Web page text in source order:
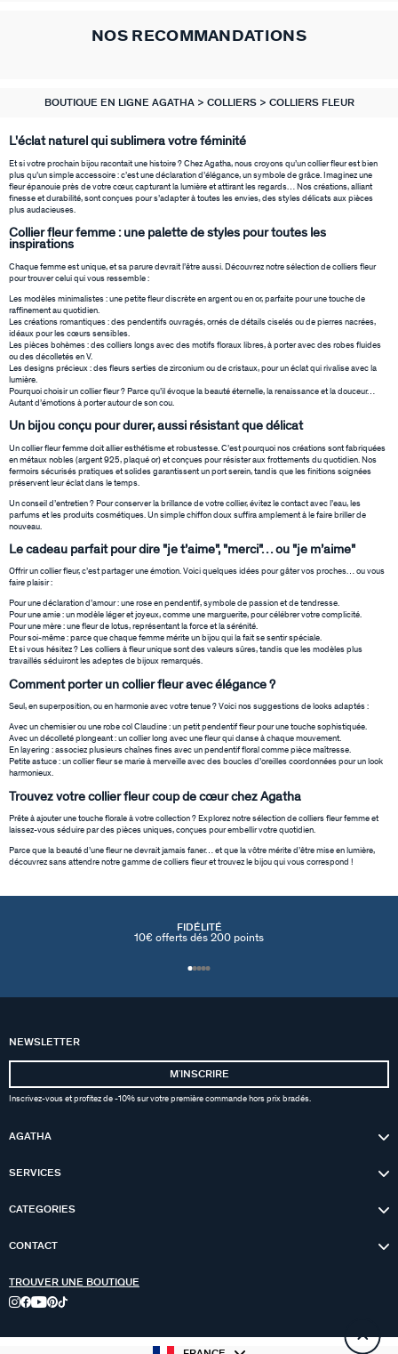
NOS RECOMMANDATIONS
BOUTIQUE EN LIGNE AGATHA COLLIERS COLLIERS FLEUR
L'éclat naturel qui sublimera votre féminité
Et si votre prochain bijou racontait une histoire ? Chez Agatha, nous croyons qu’un collier fleur est bien
plus qu’un simple accessoire : c’est une déclaration d’élégance, un symbole de grâce. Imaginez une
fleur épanouie près de votre cœur, capturant la lumière et attirant les regards… Nos créations, alliant
finesse et durabilité, sont conçues pour s’adapter à toutes les envies, des styles délicats aux pièces
plus audacieuses.
Collier fleur femme : une palette de styles pour toutes les
inspirations
Chaque femme est unique, et sa parure devrait l’être aussi. Découvrez notre sélection de colliers fleur
pour trouver celui qui vous ressemble :
Les modèles minimalistes : une petite fleur discrète en argent ou en or, parfaite pour une touche de
raffinement au quotidien.
Les créations romantiques : des pendentifs ouvragés, ornés de détails ciselés ou de pierres nacrées,
idéaux pour les cœurs sensibles.
Les pièces bohèmes : des colliers longs avec des motifs floraux libres, à porter avec des robes fluides
ou des décolletés en V.
Les designs précieux : des fleurs serties de zirconium ou de cristaux, pour un éclat qui rivalise avec la
lumière.
Pourquoi choisir un collier fleur ? Parce qu’il évoque la beauté éternelle, la renaissance et la douceur…
Autant d’émotions à porter autour de son cou.
Un bijou conçu pour durer, aussi résistant que délicat
Un collier fleur femme doit allier esthétisme et robustesse. C’est pourquoi nos créations sont fabriquées
en métaux nobles (argent 925, plaqué or) et conçues pour résister aux frottements du quotidien. Nos
fermoirs sécurisés pratiques et solides garantissent un port serein, tandis que les finitions soignées
préservent leur éclat dans le temps.
Un conseil d’entretien ? Pour conserver la brillance de votre collier, évitez le contact avec l’eau, les
parfums et les produits cosmétiques. Un simple chiffon doux suffira amplement à le faire briller de
nouveau.
Le cadeau parfait pour dire "je t’aime", "merci"… ou "je m’aime"
Offrir un collier fleur, c’est partager une émotion. Voici quelques idées pour gâter vos proches… ou vous
faire plaisir :
Pour une déclaration d’amour : une rose en pendentif, symbole de passion et de tendresse.
Pour une amie : un modèle léger et joyeux, comme une marguerite, pour célébrer votre complicité.
Pour une mère : une fleur de lotus, représentant la force et la sérénité.
Pour soi-même : parce que chaque femme mérite un bijou qui la fait se sentir spéciale.
Et si vous hésitez ? Les colliers à fleur unique sont des valeurs sûres, tandis que les modèles plus
travaillés séduiront les adeptes de bijoux remarqués.
Comment porter un collier fleur avec élégance ?
Seul, en superposition, ou en harmonie avec votre tenue ? Voici nos suggestions de looks adaptés :
Avec un chemisier ou une robe col Claudine : un petit pendentif fleur pour une touche sophistiquée.
Avec un décolleté plongeant : un collier long avec une fleur qui danse à chaque mouvement.
En layering : associez plusieurs chaînes fines avec un pendentif floral comme pièce maîtresse.
Petite astuce : un collier fleur se marie à merveille avec des boucles d’oreilles coordonnées pour un look
harmonieux.
Trouvez votre collier fleur coup de cœur chez Agatha
Prête à ajouter une touche florale à votre collection ? Explorez notre sélection de colliers fleur femme et
laissez-vous séduire par des pièces uniques, conçues pour embellir votre quotidien.
Parce que la beauté d’une fleur ne devrait jamais faner… et que la vôtre mérite d’être mise en lumière,
découvrez sans attendre notre gamme de colliers fleur et trouvez le bijou qui vous correspond !
FIDÉLITÉ
10€ offerts dés 200 points
NEWSLETTER
MʼINSCRIRE
Inscrivez-vous et profitez de -10% sur votre première commande hors prix bradés.
AGATHA
SERVICES
CATEGORIES
CONTACT
TROUVER UNE BOUTIQUE